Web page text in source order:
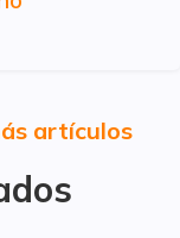
artículos